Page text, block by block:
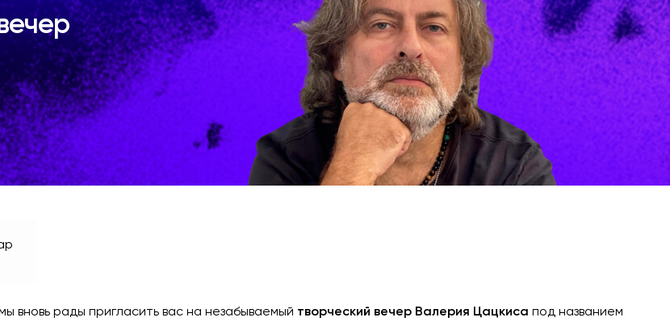
вновь рады пригласить вас на незабываемый творческий вечер Валерия Цацкиса под названием